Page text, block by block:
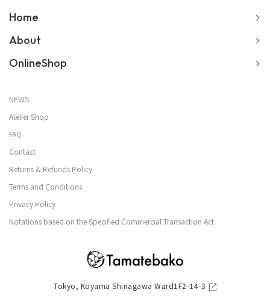
Tokyo, Koyama Shinagawa Ward1F2-14-3
Home
About
OnlineShop
NEWS
Atelier Shop
FAQ
Contact
Returns & Refunds Policy
Terms and Conditions
Privacy Policy
Notations based on the Specified Commercial Transaction Act